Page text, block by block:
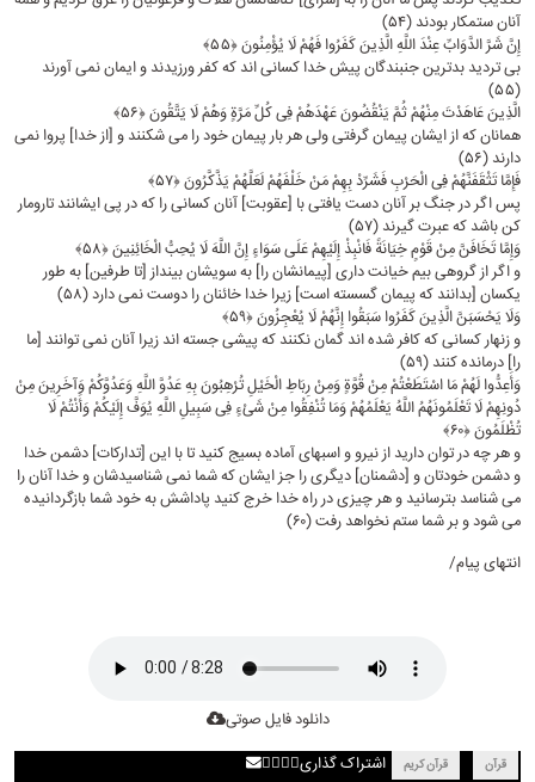
آنان ستمکار بودند (۵۴)
إِنَّ شَرَّ الدَّوَابِّ عِنْدَ اللَّهِ الَّذِینَ کَفَرُوا فَهُمْ لَا یُؤْمِنُونَ ﴿۵۵﴾
بى‏ تردید بدترین جنبندگان پیش خدا کسانى‏ اند که کفر ورزیدند و ایمان نمى ‏آورند
(۵۵)
الَّذِینَ عَاهَدْتَ مِنْهُمْ ثُمَّ یَنْقُضُونَ عَهْدَهُمْ فِی کُلِّ مَرَّةٍ وَهُمْ لَا یَتَّقُونَ ﴿۵۶﴾
همانان که از ایشان پیمان گرفتى ولى هر بار پیمان خود را مى ‏شکنند و [از خدا] پروا نمى
دارند (۵۶)
فَإِمَّا تَثْقَفَنَّهُمْ فِی الْحَرْبِ فَشَرِّدْ بِهِمْ مَنْ خَلْفَهُمْ لَعَلَّهُمْ یَذَّکَّرُونَ ﴿۵۷﴾
پس اگر در جنگ بر آنان دست‏ یافتى با [عقوبت] آنان کسانى را که در پى ایشانند تارومار
کن باشد که عبرت گیرند (۵۷)
وَإِمَّا تَخَافَنَّ مِنْ قَوْمٍ خِیَانَةً فَانْبِذْ إِلَیْهِمْ عَلَى سَوَاءٍ إِنَّ اللَّهَ لَا یُحِبُّ الْخَائِنِینَ ﴿۵۸﴾
و اگر از گروهى بیم خیانت دارى [پیمانشان را] به سویشان بینداز [تا طرفین] به طور
یکسان [بدانند که پیمان گسسته است] زیرا خدا خائنان را دوست نمى دارد (۵۸)
وَلَا یَحْسَبَنَّ الَّذِینَ کَفَرُوا سَبَقُوا إِنَّهُمْ لَا یُعْجِزُونَ ﴿۵۹﴾
و زنهار کسانى که کافر شده‏ اند گمان نکنند که پیشى جسته‏ اند زیرا آنان نمى‏ توانند [ما
را] درمانده کنند (۵۹)
وَأَعِدُّوا لَهُمْ مَا اسْتَطَعْتُمْ مِنْ قُوَّةٍ وَمِنْ رِبَاطِ الْخَیْلِ تُرْهِبُونَ بِهِ عَدُوَّ اللَّهِ وَعَدُوَّکُمْ وَآخَرِینَ مِنْ
دُونِهِمْ لَا تَعْلَمُونَهُمُ اللَّهُ یَعْلَمُهُمْ وَمَا تُنْفِقُوا مِنْ شَیْءٍ فِی سَبِیلِ اللَّهِ یُوَفَّ إِلَیْکُمْ وَأَنْتُمْ لَا
تُظْلَمُونَ ﴿۶۰﴾
و هر چه در توان دارید از نیرو و اسبهاى آماده بسیج کنید تا با این [تدارکات] دشمن خدا
و دشمن خودتان و [دشمنان] دیگرى را جز ایشان که شما نمى ‏شناسیدشان و خدا آنان را
مى ‏شناسد بترسانید و هر چیزى در راه خدا خرج کنید پاداشش به خود شما بازگردانیده
مى ‏شود و بر شما ستم نخواهد رفت (۶۰)
انتهای پیام/
دانلود فایل صوتی
قرآن قرآن کریم
اشتراک گذاری